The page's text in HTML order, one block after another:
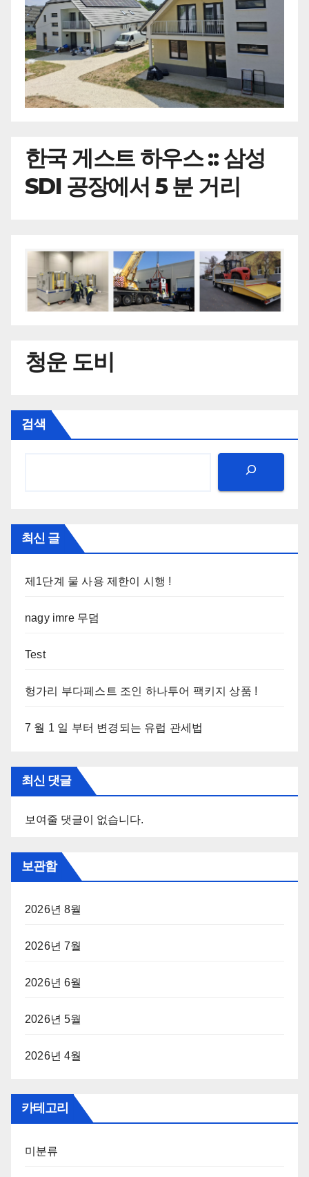
한국 게스트 하우스 :: 삼성
SDI 공장에서 5 분 거리
청운 도비
검색
최신 글
제1단계 물 사용 제한이 시행 !
nagy imre 무덤
Test
헝가리 부다페스트 조인 하나투어 팩키지 상품 !
7 월 1 일 부터 변경되는 유럽 관세법
최신 댓글
보여줄 댓글이 없습니다.
보관함
2026년 8월
2026년 7월
2026년 6월
2026년 5월
2026년 4월
카테고리
미분류